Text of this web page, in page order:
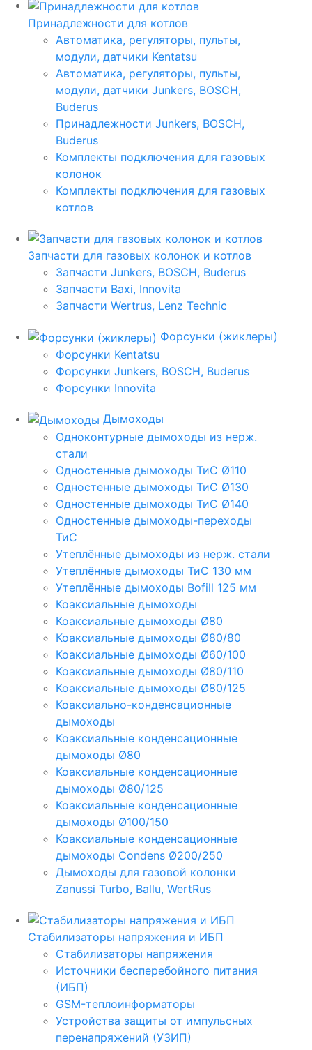
Принадлежности для котлов
Автоматика, регуляторы, пульты,
модули, датчики Kentatsu
Автоматика, регуляторы, пульты,
модули, датчики Junkers, BOSCH,
Buderus
Принадлежности Junkers, BOSCH,
Buderus
Комплекты подключения для газовых
колонок
Комплекты подключения для газовых
котлов
Запчасти для газовых колонок и котлов
Запчасти Junkers, BOSCH, Buderus
Запчасти Baxi, Innovita
Запчасти Wertrus, Lenz Technic
Форсунки (жиклеры)
Форсунки Kentatsu
Форсунки Junkers, BOSCH, Buderus
Форсунки Innovita
Дымоходы
Одноконтурные дымоходы из нерж.
стали
Одностенные дымоходы ТиС Ø110
Одностенные дымоходы ТиС Ø130
Одностенные дымоходы ТиС Ø140
Одностенные дымоходы-переходы
ТиС
Утеплённые дымоходы из нерж. стали
Утеплённые дымоходы ТиС 130 мм
Утеплённые дымоходы Bofill 125 мм
Коаксиальные дымоходы
Коаксиальные дымоходы Ø80
Коаксиальные дымоходы Ø80/80
Коаксиальные дымоходы Ø60/100
Коаксиальные дымоходы Ø80/110
Коаксиальные дымоходы Ø80/125
Коаксиально-конденсационные
дымоходы
Коаксиальные конденсационные
дымоходы Ø80
Коаксиальные конденсационные
дымоходы Ø80/125
Коаксиальные конденсационные
дымоходы Ø100/150
Коаксиальные конденсационные
дымоходы Condens Ø200/250
Дымоходы для газовой колонки
Zanussi Turbo, Ballu, WertRus
Стабилизаторы напряжения и ИБП
Стабилизаторы напряжения
Источники бесперебойного питания
(ИБП)
GSM-теплоинформаторы
Устройства защиты от импульсных
перенапряжений (УЗИП)